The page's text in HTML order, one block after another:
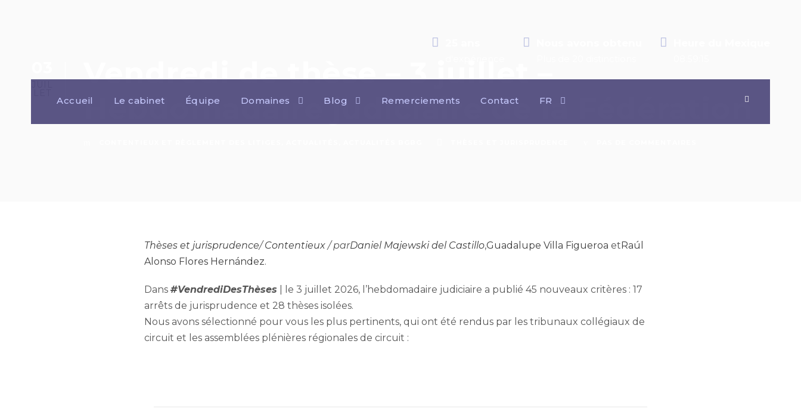
Accueil Le cabinet Équipe Domaines Blog Remerciements Contact FR
Vendredi de thèse – 3 juillet –
Hebdomadaire judiciaire de la Fédération
Thèses et jurisprudence/Contentieux/ parDaniel Majewski del Castillo,Guadalupe Villa Figueroa etRaúl
Alonso Flores Hernández.
Dans #VendrediDesThèses | le 3 juillet 2026, l’hebdomadaire judiciaire a publié 45 nouveaux critères : 17
arrêts de jurisprudence et 28 thèses isolées.
Nous avons sélectionné pour vous les plus pertinents, qui ont été rendus par les tribunaux collégiaux de
circuit et les assemblées plénières régionales de circuit :